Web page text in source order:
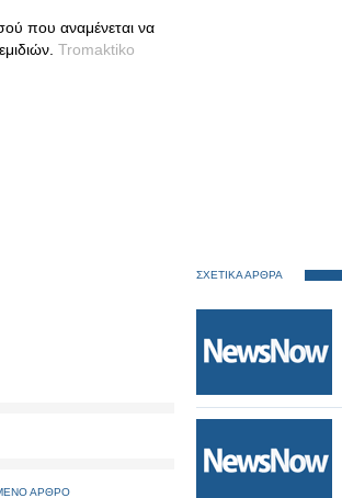
που αναμένεται να
Tromaktiko
ΑΡΘΡΟ
ΣΧΕΤΙΚΑ ΑΡΘΡΑ